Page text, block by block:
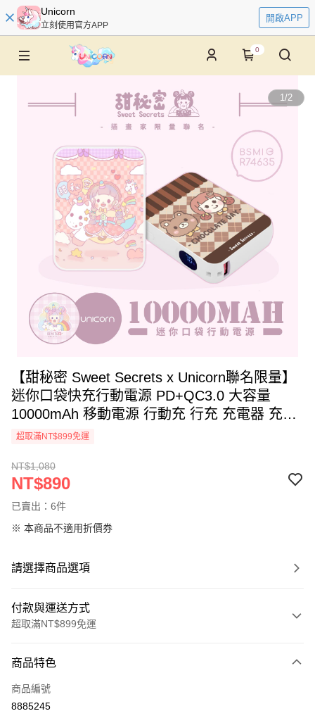
Unicorn
立刻使用官方APP
開啟APP
0
1/2
【甜秘密 Sweet Secrets x Unicorn聯名限量】
迷你口袋快充行動電源 PD+QC3.0 大容量
10000mAh 移動電源 行動充 行充 充電器 充電
寶
超取滿NT$899免運
NT$1,080
NT$890
已賣出：6件
※ 本商品不適用折價券
請選擇商品選項
付款與運送方式
超取滿NT$899免運
信用卡一次付款
信用卡分期付款
商品特色
商品編號
8885245